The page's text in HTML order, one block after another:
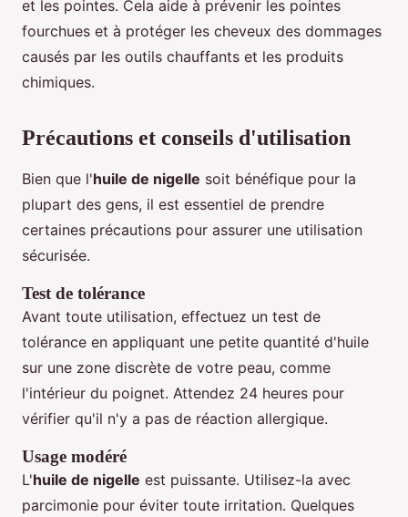
et les pointes. Cela aide à prévenir les pointes
fourchues et à protéger les cheveux des dommages
causés par les outils chauffants et les produits
chimiques.
Précautions et conseils d'utilisation
Bien que l'huile de nigelle soit bénéfique pour la
plupart des gens, il est essentiel de prendre
certaines précautions pour assurer une utilisation
sécurisée.
Test de tolérance
Avant toute utilisation, effectuez un test de
tolérance en appliquant une petite quantité d'huile
sur une zone discrète de votre peau, comme
l'intérieur du poignet. Attendez 24 heures pour
vérifier qu'il n'y a pas de réaction allergique.
Usage modéré
L'huile de nigelle est puissante. Utilisez-la avec
parcimonie pour éviter toute irritation. Quelques